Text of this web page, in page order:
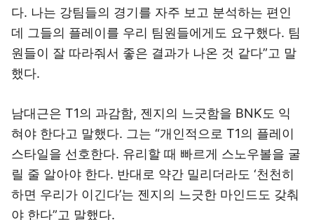
다. 나는 강팀들의 경기를 자주 보고 분석하는 편인
데 그들의 플레이를 우리 팀원들에게도 요구했다. 팀
원들이 잘 따라줘서 좋은 결과가 나온 것 같다”고 말
했다.
남대근은 T1의 과감함, 젠지의 느긋함을 BNK도 익
혀야 한다고 말했다. 그는 “개인적으로 T1의 플레이
스타일을 선호한다. 유리할 때 빠르게 스노우볼을 굴
릴 줄 알아야 한다. 반대로 약간 밀리더라도 ‘천천히
하면 우리가 이긴다’는 젠지의 느긋한 마인드도 갖춰
야 한다”고 말했다.